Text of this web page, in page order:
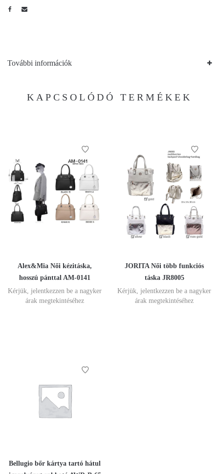
További információk
KAPCSOLÓDÓ TERMÉKEK
Alex&Mia Női kézitáska,
hosszú pánttal AM-0141
Kérjük, jelentkezzen be a nagyker
árak megtekintéséhez
JORITA Női több funkciós
táska JR8005
Kérjük, jelentkezzen be a nagyker
árak megtekintéséhez
Bellugio bőr kártya tartó hátul